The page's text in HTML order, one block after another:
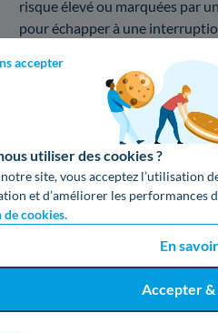
accepter
utiliser des cookies ?
site, vous acceptez l’utilisation
et d’améliorer les performances
cookies.
En
Accepter &
risque élevé ou marquées par
pour échapper à une
Quel est le coût d'une
Besoin d'en apprendre plus
listent les montants fixés par
Réadaptation de votre
Voici les montants d'Enedis
Réglage de